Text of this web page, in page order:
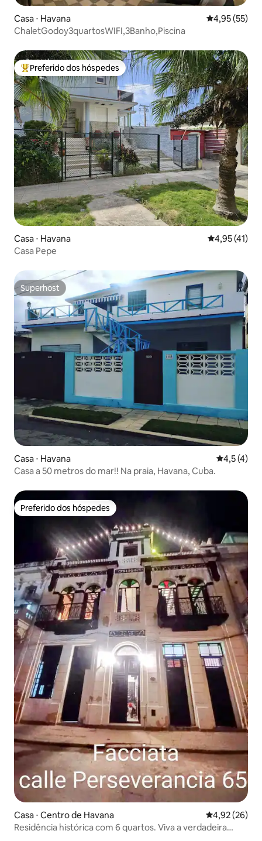
Casa ⋅ Havana 4,95 de uma
4,95 (55)
ChaletGodoy3quartosWIFI,3Banho,Piscina
Entre os melhores preferidos dos hóspedes
Preferido dos hóspedes
Casa ⋅ Havana 4,95 de uma
4,95 (41)
Casa Pepe
Superhost
Superhost
Casa ⋅ Havana 4,5 de
4,5 (4)
Casa a 50 metros do mar!! Na praia, Havana, Cuba.
Preferido dos hóspedes
Preferido dos hóspedes
Casa ⋅ Centro de Havana 4,92 de uma
4,92 (26)
Residência histórica com 6 quartos. Viva a verdadeira